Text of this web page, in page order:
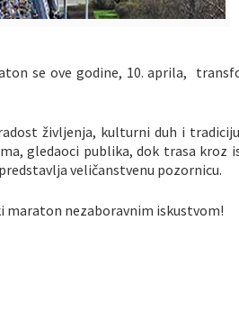
se ove godine, 10. aprila,
življenja, kulturni duh i
gledaoci publika, dok trasa kroz
veličanstvenu pozornicu.
maraton nezaboravnim iskustvom!